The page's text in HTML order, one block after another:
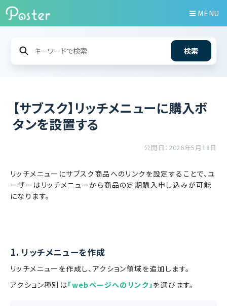
MENU
検索
【サブスク】リッチメニューに購入ボ
タンを設置する
公開日：2026年5月18日
リッチメニューにサブスク商品へのリンクを設定することで、ユ
ーザーはリッチメニューから商品の定期購入申し込みが可能
になります。
1. リッチメニューを作成
リッチメニューを作成し、アクション領域を追加します。
アクション種別は「webページへのリンク」 を選びます。